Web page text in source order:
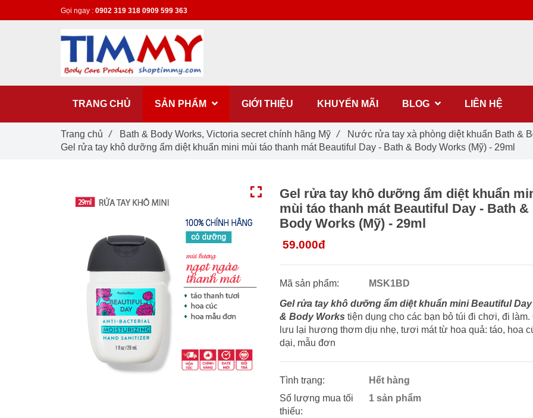
Gel rửa tay khô dưỡng ẩm diệt khuẩn
mùi táo thanh mát Beautiful Day - Bath &
Body Works (Mỹ) - 29ml
59.000đ
Mã sản phẩm:
MSK1BD
Gel rửa tay khô dưỡng ẩm diệt khuẩn mini Beautiful
& Body Works tiện dụng cho các bạn bỏ túi đi chơi, đi làm.
lưu lại hương thơm dịu nhẹ, tươi mát từ hoa quả: táo, hoa
dại, mẫu đơn
Tình trạng:
Hết hàng
Số lượng mua tối
thiếu:
1 sản phẩm
Trang chủ / Bath & Body Works, Victoria secret chính hãng Mỹ / Nước rửa tay xà phòng diệt khuẩn Bath &
Gel rửa tay khô dưỡng ẩm diệt khuẩn mini mùi táo thanh mát Beautiful Day - Bath & Body Works (Mỹ) - 29ml
Gọi ngay : 0902 319 318 0909 599 363
TRANG CHỦ SẢN PHẨM GIỚI THIỆU KHUYẾN MÃI BLOG LIÊN HỆ